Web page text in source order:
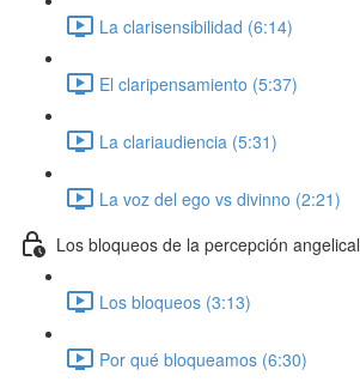
La clarisensibilidad (6:14)
El claripensamiento (5:37)
La clariaudiencia (5:31)
La voz del ego vs divinno (2:21)
Los bloqueos de la percepción angelical
Los bloqueos (3:13)
Por qué bloqueamos (6:30)